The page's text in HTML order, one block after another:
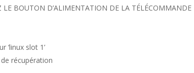
BOUTON D’ALIMENTATION DE LA TÉLÉCOMMANDE
‘linux slot 1’
récupération